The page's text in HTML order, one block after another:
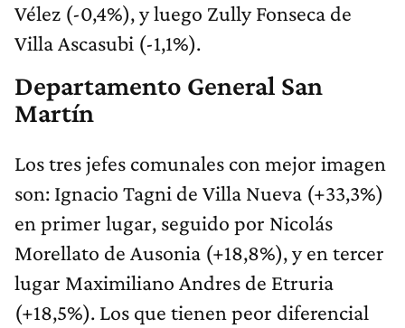
Vélez (-0,4%), y luego Zully Fonseca de
Villa Ascasubi (-1,1%).
Departamento General San
Martín
Los tres jefes comunales con mejor imagen
son: Ignacio Tagni de Villa Nueva (+33,3%)
en primer lugar, seguido por Nicolás
Morellato de Ausonia (+18,8%), y en tercer
lugar Maximiliano Andres de Etruria
(+18,5%). Los que tienen peor diferencial